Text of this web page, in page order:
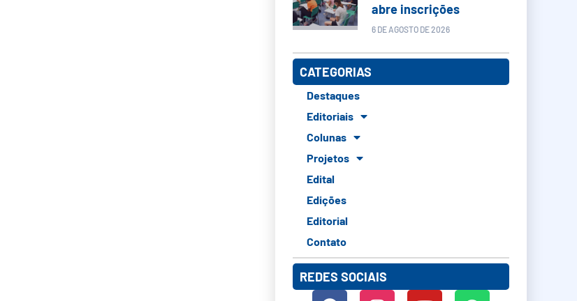
abre inscrições
6 DE AGOSTO DE 2026
CATEGORIAS
Destaques
Editoriais
Colunas
Projetos
Edital
Edições
Editorial
Contato
REDES SOCIAIS